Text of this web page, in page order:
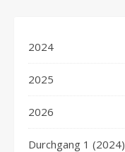
2024
2025
2026
Durchgang 1 (2024)